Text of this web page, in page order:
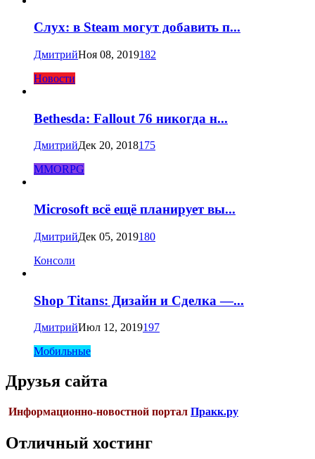
Слух: в Steam могут добавить п...
ДмитрийНоя 08, 2019182
Новости
Bethesda: Fallout 76 никогда н...
ДмитрийДек 20, 2018175
MMORPG
Microsoft всё ещё планирует вы...
ДмитрийДек 05, 2019180
Консоли
Shop Titans: Дизайн и Сделка —...
ДмитрийИюл 12, 2019197
Мобильные
Друзья сайта
Информационно-новостной портал Пракк.ру
Отличный хостинг